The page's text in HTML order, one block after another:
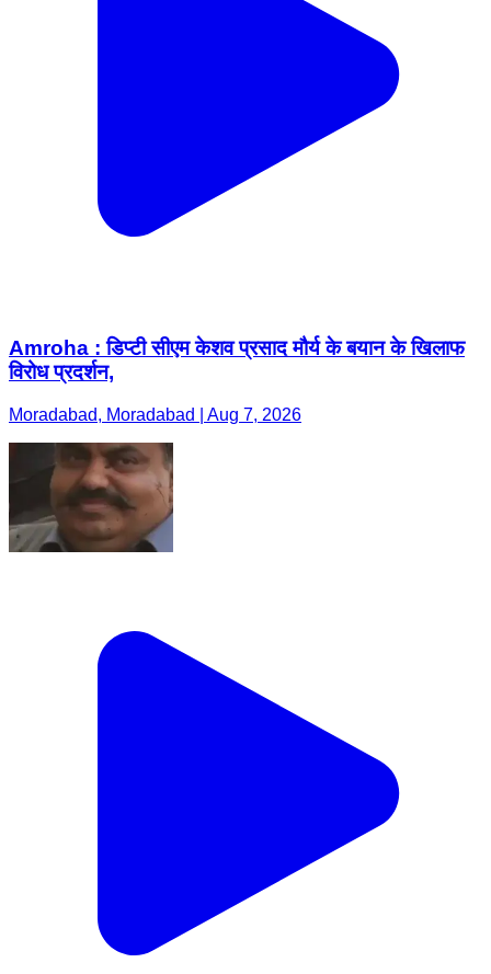
Amroha : डिप्टी सीएम केशव प्रसाद मौर्य के बयान के खिलाफ
विरोध प्रदर्शन,
Moradabad, Moradabad | Aug 7, 2026